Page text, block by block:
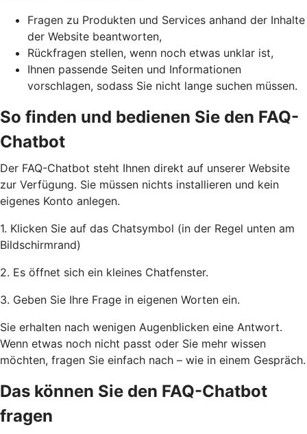
Fragen zu Produkten und Services anhand der Inhalte
der Website beantworten,
Rückfragen stellen, wenn noch etwas unklar ist,
Ihnen passende Seiten und Informationen
vorschlagen, sodass Sie nicht lange suchen müssen.
So finden und bedienen Sie den FAQ-
Chatbot
Der FAQ-Chatbot steht Ihnen direkt auf unserer Website
zur Verfügung. Sie müssen nichts installieren und kein
eigenes Konto anlegen.
1. Klicken Sie auf das Chatsymbol (in der Regel unten am
Bildschirmrand)
2. Es öffnet sich ein kleines Chatfenster.
3. Geben Sie Ihre Frage in eigenen Worten ein.
Sie erhalten nach wenigen Augenblicken eine Antwort.
Wenn etwas noch nicht passt oder Sie mehr wissen
möchten, fragen Sie einfach nach – wie in einem Gespräch.
Das können Sie den FAQ-Chatbot
fragen